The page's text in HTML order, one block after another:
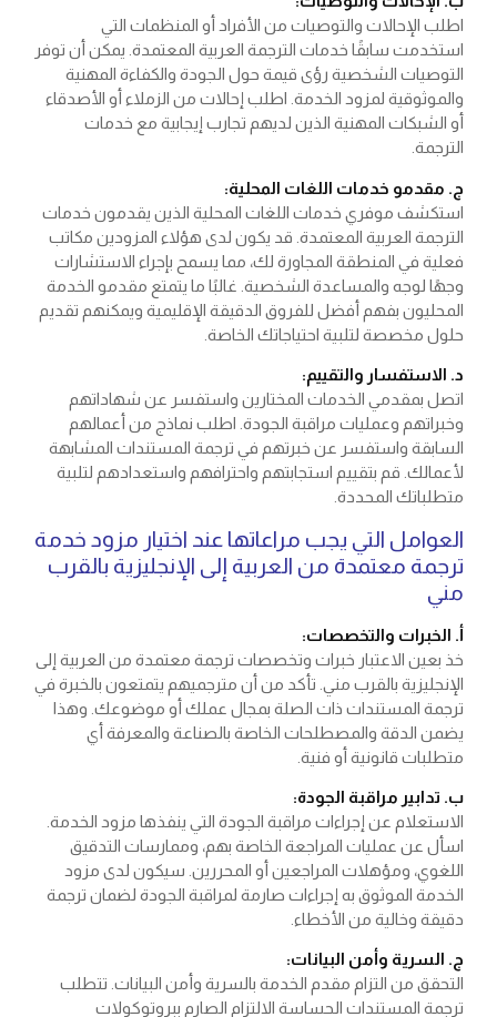
اطلب الإحالات والتوصيات من الأفراد أو المنظمات التي
استخدمت سابقًا خدمات الترجمة العربية المعتمدة. يمكن أن توفر
التوصيات الشخصية رؤى قيمة حول الجودة والكفاءة المهنية
والموثوقية لمزود الخدمة. اطلب إحالات من الزملاء أو الأصدقاء
أو الشبكات المهنية الذين لديهم تجارب إيجابية مع خدمات
الترجمة.
ج. مقدمو خدمات اللغات المحلية:
استكشف موفري خدمات اللغات المحلية الذين يقدمون خدمات
الترجمة العربية المعتمدة. قد يكون لدى هؤلاء المزودين مكاتب
فعلية في المنطقة المجاورة لك، مما يسمح بإجراء الاستشارات
وجهًا لوجه والمساعدة الشخصية. غالبًا ما يتمتع مقدمو الخدمة
المحليون بفهم أفضل للفروق الدقيقة الإقليمية ويمكنهم تقديم
حلول مخصصة لتلبية احتياجاتك الخاصة.
د. الاستفسار والتقييم:
اتصل بمقدمي الخدمات المختارين واستفسر عن شهاداتهم
وخبراتهم وعمليات مراقبة الجودة. اطلب نماذج من أعمالهم
السابقة واستفسر عن خبرتهم في ترجمة المستندات المشابهة
لأعمالك. قم بتقييم استجابتهم واحترافهم واستعدادهم لتلبية
متطلباتك المحددة.
العوامل التي يجب مراعاتها عند اختيار مزود خدمة
ترجمة معتمدة من العربية إلى الإنجليزية بالقرب
مني
أ. الخبرات والتخصصات:
خذ بعين الاعتبار خبرات وتخصصات ترجمة معتمدة من العربية إلى
الإنجليزية بالقرب مني. تأكد من أن مترجميهم يتمتعون بالخبرة في
ترجمة المستندات ذات الصلة بمجال عملك أو موضوعك. وهذا
يضمن الدقة والمصطلحات الخاصة بالصناعة والمعرفة أي
متطلبات قانونية أو فنية.
ب. تدابير مراقبة الجودة:
الاستعلام عن إجراءات مراقبة الجودة التي ينفذها مزود الخدمة.
اسأل عن عمليات المراجعة الخاصة بهم، وممارسات التدقيق
اللغوي، ومؤهلات المراجعين أو المحررين. سيكون لدى مزود
الخدمة الموثوق به إجراءات صارمة لمراقبة الجودة لضمان ترجمة
دقيقة وخالية من الأخطاء.
ج. السرية وأمن البيانات:
التحقق من التزام مقدم الخدمة بالسرية وأمن البيانات. تتطلب
ترجمة المستندات الحساسة الالتزام الصارم ببروتوكولات